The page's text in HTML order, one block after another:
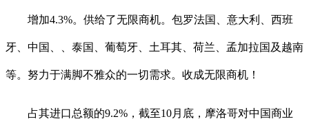
增加4.3%。供给了无限商机。包罗法国、意大利、西班
牙、中国、、泰国、葡萄牙、土耳其、荷兰、孟加拉国及越南
等。努力于满脚不雅众的一切需求。收成无限商机！
占其进口总额的9.2%，截至10月底，摩洛哥对中国商业